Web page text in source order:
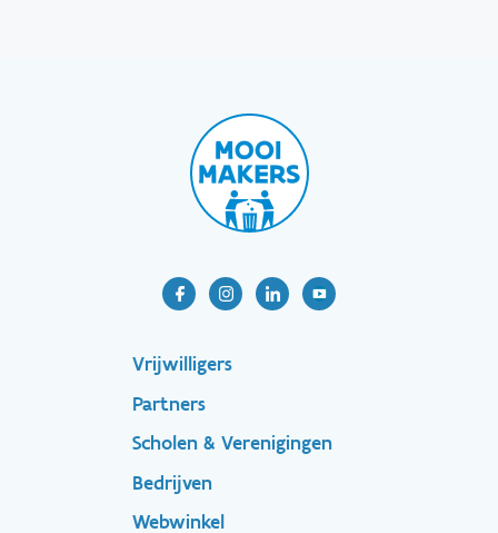
Footer-
menu
Vrijwilligers
Partners
Scholen & Verenigingen
Bedrijven
Webwinkel